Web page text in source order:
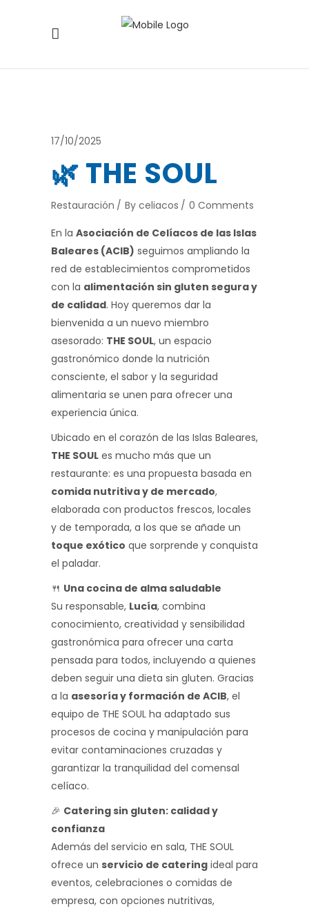
17/10/2025
🌿 THE SOUL
Restauración By celiacos
0 Comments
En la Asociación de Celíacos de las Islas
Baleares (ACIB) seguimos ampliando la
red de establecimientos comprometidos
con la alimentación sin gluten segura y
de calidad. Hoy queremos dar la
bienvenida a un nuevo miembro
asesorado: THE SOUL, un espacio
gastronómico donde la nutrición
consciente, el sabor y la seguridad
alimentaria se unen para ofrecer una
experiencia única.
Ubicado en el corazón de las Islas Baleares,
THE SOUL es mucho más que un
restaurante: es una propuesta basada en
comida nutritiva y de mercado,
elaborada con productos frescos, locales
y de temporada, a los que se añade un
toque exótico que sorprende y conquista
el paladar.
🍴 Una cocina de alma saludable
Su responsable, Lucía, combina
conocimiento, creatividad y sensibilidad
gastronómica para ofrecer una carta
pensada para todos, incluyendo a quienes
deben seguir una dieta sin gluten. Gracias
a la asesoría y formación de ACIB, el
equipo de THE SOUL ha adaptado sus
procesos de cocina y manipulación para
evitar contaminaciones cruzadas y
garantizar la tranquilidad del comensal
celíaco.
🎉 Catering sin gluten: calidad y
confianza
Además del servicio en sala, THE SOUL
ofrece un servicio de catering ideal para
eventos, celebraciones o comidas de
empresa, con opciones nutritivas,